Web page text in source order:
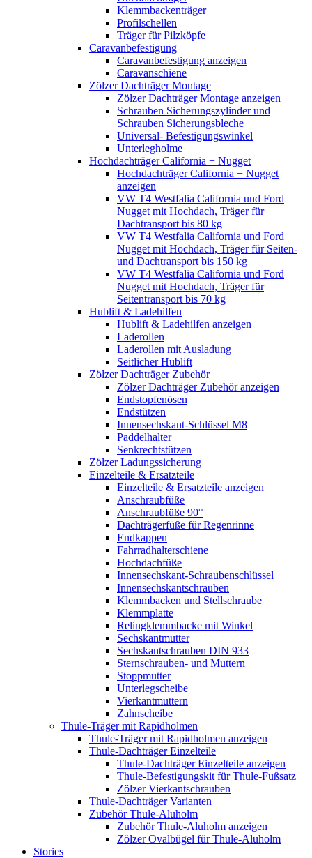
Klemmbackenträger
Profilschellen
Träger für Pilzköpfe
Caravanbefestigung
Caravanbefestigung anzeigen
Caravanschiene
Zölzer Dachträger Montage
Zölzer Dachträger Montage anzeigen
Schrauben Sicherungszylinder und
Schrauben Sicherungsbleche
Universal- Befestigungswinkel
Unterlegholme
Hochdachträger California + Nugget
Hochdachträger California + Nugget
anzeigen
VW T4 Westfalia California und Ford
Nugget mit Hochdach, Träger für
Dachtransport bis 80 kg
VW T4 Westfalia California und Ford
Nugget mit Hochdach, Träger für Seiten-
und Dachtransport bis 150 kg
VW T4 Westfalia California und Ford
Nugget mit Hochdach, Träger für
Seitentransport bis 70 kg
Hublift & Ladehilfen
Hublift & Ladehilfen anzeigen
Laderollen
Laderollen mit Ausladung
Seitlicher Hublift
Zölzer Dachträger Zubehör
Zölzer Dachträger Zubehör anzeigen
Endstopfenösen
Endstützen
Innensechskant-Schlüssel M8
Paddelhalter
Senkrechtstützen
Zölzer Ladungssicherung
Einzelteile & Ersatzteile
Einzelteile & Ersatzteile anzeigen
Anschraubfüße
Anschraubfüße 90°
Dachträgerfüße für Regenrinne
Endkappen
Fahrradhalterschiene
Hochdachfüße
Innensechskant-Schraubenschlüssel
Innensechskantschrauben
Klemmbacken und Stellschraube
Klemmplatte
Relingklemmbacke mit Winkel
Sechskantmutter
Sechskantschrauben DIN 933
Sternschrauben- und Muttern
Stoppmutter
Unterlegscheibe
Vierkantmuttern
Zahnscheibe
Thule-Träger mit Rapidholmen
Thule-Träger mit Rapidholmen anzeigen
Thule-Dachträger Einzelteile
Thule-Dachträger Einzelteile anzeigen
Thule-Befestigungskit für Thule-Fußsatz
Zölzer Vierkantschrauben
Thule-Dachträger Varianten
Zubehör Thule-Aluholm
Zubehör Thule-Aluholm anzeigen
Zölzer Ovalbügel für Thule-Aluholm
Stories